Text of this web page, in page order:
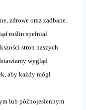
zdrowe oraz zadbane.
roślin spełniał
stron naszych
wygląd
aby każdy mógł
lub późnojesiennym